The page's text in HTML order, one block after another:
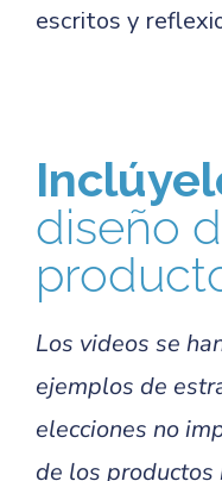
escritos y
diseño
Los videos se
ejemplos de
elecciones no
de los productos